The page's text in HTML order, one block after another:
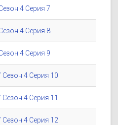
4 Серия 7
4 Серия 8
4 Серия 9
4 Серия 10
4 Серия 11
Сезон 4 Серия 12